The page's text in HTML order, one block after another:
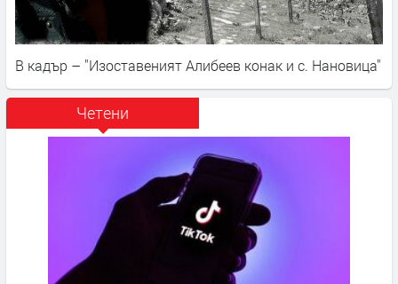
В кадър – "Изоставеният Алибеев конак и с. Нановица"
Четени